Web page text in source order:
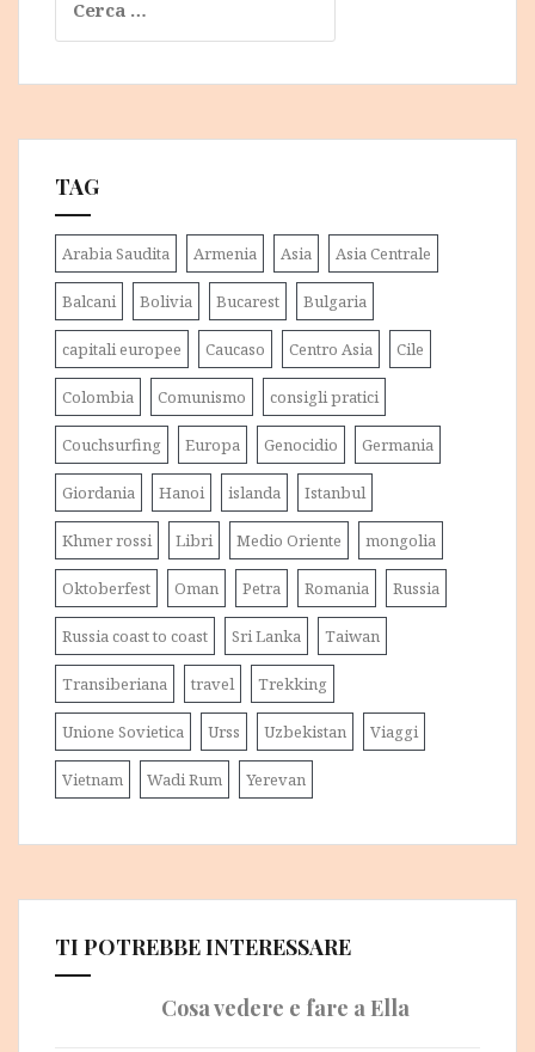
per:
TAG
Arabia Saudita Armenia Asia Asia Centrale
Balcani Bolivia Bucarest Bulgaria
capitali europee Caucaso Centro Asia Cile
Colombia Comunismo consigli pratici
Couchsurfing Europa Genocidio Germania
Giordania Hanoi islanda Istanbul
Khmer rossi Libri Medio Oriente mongolia
Oktoberfest Oman Petra Romania Russia
Russia coast to coast Sri Lanka Taiwan
Transiberiana travel Trekking
Unione Sovietica Urss Uzbekistan Viaggi
Vietnam Wadi Rum Yerevan
TI POTREBBE INTERESSARE
Cosa vedere e fare a Ella